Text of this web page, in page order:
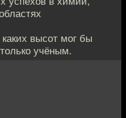
высот мог бы
учёным.